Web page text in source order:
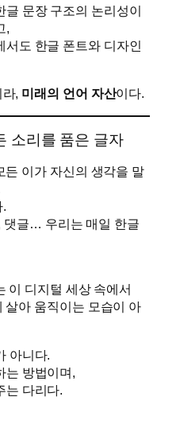
글 문장 구조의 논리성이
,
서도 한글 폰트와 디자인
, 미래의 언어 자산이다.
소리를 품은 글자
든 이가 자신의 생각을 말
댓글… 우리는 매일 한글
이 디지털 세상 속에서
살아 움직이는 모습이 아
아니다.
는 방법이며,
는 다리다.